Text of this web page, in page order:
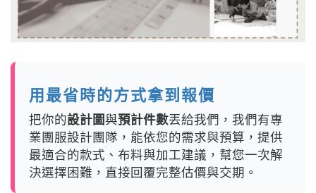
用最省時的方式拿到報價
把你的設計圖與預計件數丟給我們，我們有專
業團服設計團隊，能依您的需求與預算，提供
最適合的款式、布料與加工建議，幫您一次解
決選擇困難，直接回覆完整估價與交期。